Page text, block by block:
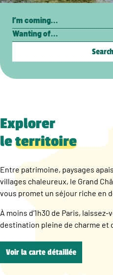
Search
Explorer
leterritoire
Entre patrimoine, paysages
villages chaleureux, le Grand
vous promet un séjour riche en
À moins d’1h30 de Paris,
destination pleine de charme et
Voir la carte détaillée